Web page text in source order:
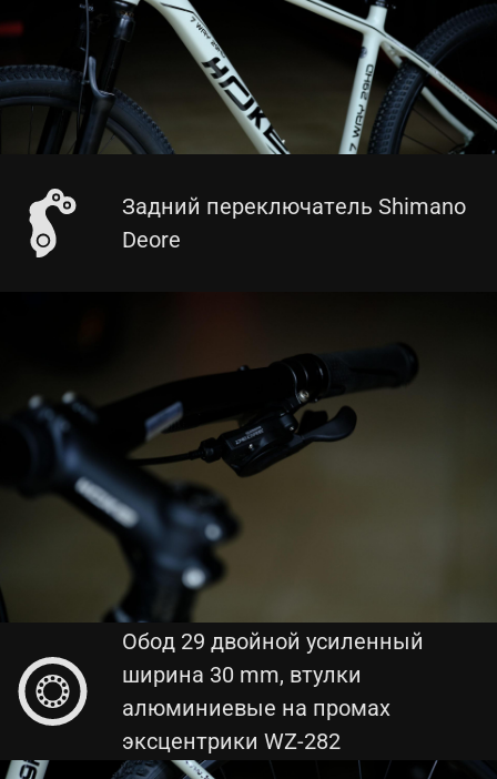
Задний переключатель Shimano
Deore
Обод 29 двойной усиленный
ширина 30 mm, втулки
алюминиевые на промах
эксцентрики WZ-282